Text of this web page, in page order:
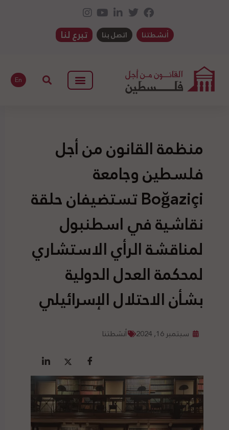
أنشطتنا اتصل بنا تبرع لنا
En
منظمة القانون من أجل
فلسطين وجامعة
Boğaziçi تستضيفان حلقة
نقاشية في اسطنبول
لمناقشة الرأي الاستشاري
لمحكمة العدل الدولية
بشأن الاحتلال الإسرائيلي
سبتمبر 16, 2024 أنشطتنا